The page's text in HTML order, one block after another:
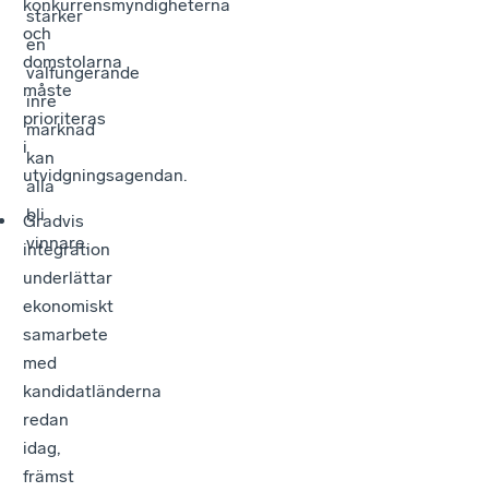
konkurrensmyndigheterna
och
domstolarna
måste
prioriteras
i
utvidgningsagendan.
Gradvis
integration
underlättar
ekonomiskt
samarbete
med
kandidatländerna
redan
idag,
främst
stärker
en
välfungerande
inre
marknad
kan
alla
bli
vinnare.